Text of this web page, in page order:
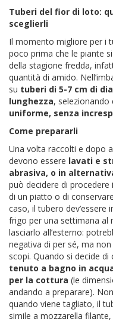
Tuberi del fior di loto:
sceglierli
Il momento migliore per i
poco prima che le piante
della stagione fredda,
quantità di amido.
su tuberi di 5-7 cm di
lunghezza, selezionando
uniforme, senza
Come prepararli
Una volta raccolti e dopo
devono essere lavati e
abrasiva, o in
può decidere di
di un piatto o di
caso, il tubero
frigo per una settimana al
lasciarlo all’esterno:
negativa di per sé, ma
scopi. Quando si decide di
tenuto a bagno in
per la cottura (le
andando a preparare).
quando viene tagliato, il
simile a mozzarella